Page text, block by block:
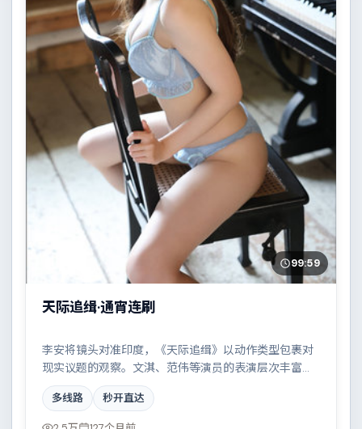
99:59
天际追缉·通宵连刷
李安将镜头对准印度，《天际追缉》以动作类型包裹对
现实议题的观察。文淇、范伟等演员的表演层次丰富，
小人物在时代洪流中的抉择令人唏嘘。全片在类型元素
与人文关怀之间取得平衡。
多线路 秒开直达